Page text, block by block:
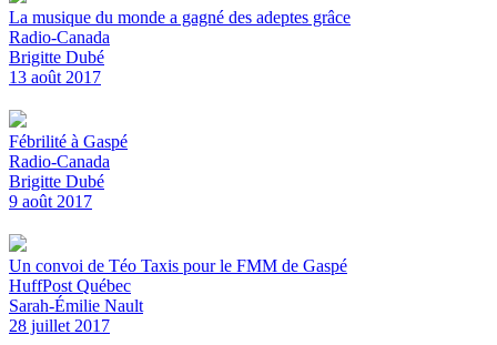
La musique du monde a gagné des adeptes grâce
Radio-Canada
Brigitte Dubé
13 août 2017
Fébrilité à Gaspé
Radio-Canada
Brigitte Dubé
9 août 2017
Un convoi de Téo Taxis pour le FMM de Gaspé
HuffPost Québec
Sarah-Émilie Nault
28 juillet 2017